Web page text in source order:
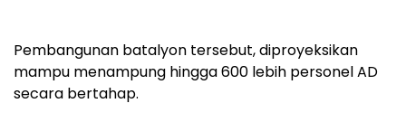
Pembangunan batalyon tersebut, diproyeksikan
mampu menampung hingga 600 lebih personel AD
secara bertahap.